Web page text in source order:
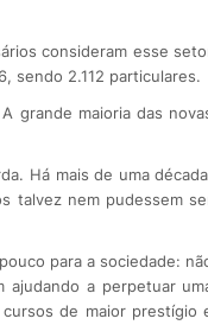
consideram esse
sendo 2.112 particulares.
grande maioria das
Há mais de uma
talvez nem pudessem
para a sociedade:
ajudando a perpetuar
de maior prestígio